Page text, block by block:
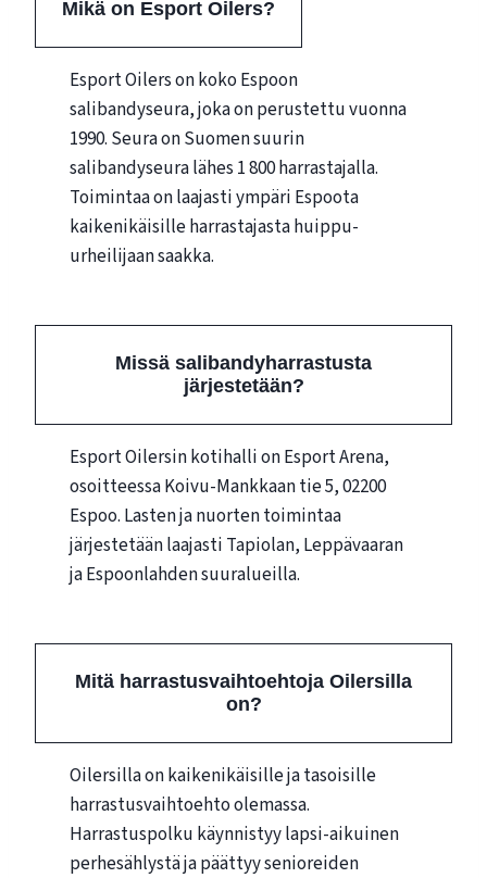
Mikä on Esport Oilers?
Esport Oilers on koko Espoon
salibandyseura, joka on perustettu vuonna
1990. Seura on Suomen suurin
salibandyseura lähes 1 800 harrastajalla.
Toimintaa on laajasti ympäri Espoota
kaikenikäisille harrastajasta huippu-
urheilijaan saakka.
Missä salibandyharrastusta
järjestetään?
Esport Oilersin kotihalli on Esport Arena,
osoitteessa Koivu-Mankkaan tie 5, 02200
Espoo. Lasten ja nuorten toimintaa
järjestetään laajasti Tapiolan, Leppävaaran
ja Espoonlahden suuralueilla.
Mitä harrastusvaihtoehtoja Oilersilla
on?
Oilersilla on kaikenikäisille ja tasoisille
harrastusvaihtoehto olemassa.
Harrastuspolku käynnistyy lapsi-aikuinen
perhesählystä ja päättyy senioreiden